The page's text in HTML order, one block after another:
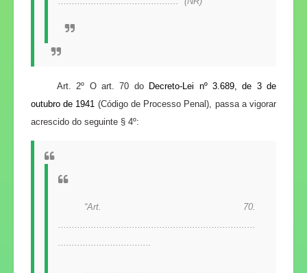
Art. 2º O art. 70 do Decreto-Lei nº 3.689, de 3 de
outubro de 1941 (Código de Processo Penal), passa a vigorar
acrescido do seguinte § 4º:
“Art. 70.
........................................................................
..................................
..............................................................